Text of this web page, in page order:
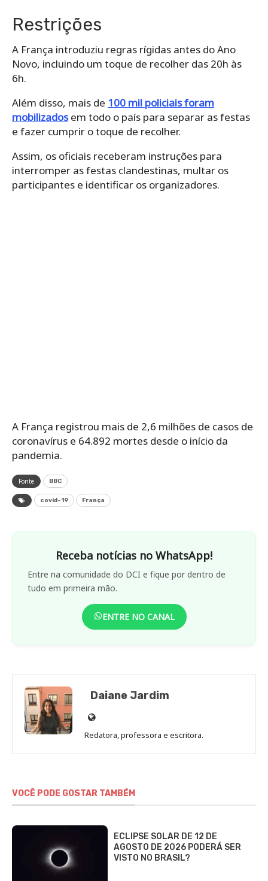
Restrições
A França introduziu regras rígidas antes do Ano
Novo, incluindo um toque de recolher das 20h às
6h.
Além disso, mais de 100 mil policiais foram
mobilizadosem todo o país para separar as festas
e fazer cumprir o toque de recolher.
Assim, os oficiais receberam instruções para
interromper as festas clandestinas, multar os
participantes e identificar os organizadores.
A França registrou mais de 2,6 milhões de casos de
coronavírus e 64.892 mortes desde o início da
pandemia.
Fonte BBC
covid-19 França
Receba notícias no WhatsApp!
Entre na comunidade do DCI e fique por dentro de
tudo em primeira mão.
ENTRE NO CANAL
Daiane Jardim
Site
de
Redatora, professora e escritora.
VOCÊ PODE GOSTAR TAMBÉM
ECLIPSE SOLAR DE 12 DE
AGOSTO DE 2026 PODERÁ SER
VISTO NO BRASIL?